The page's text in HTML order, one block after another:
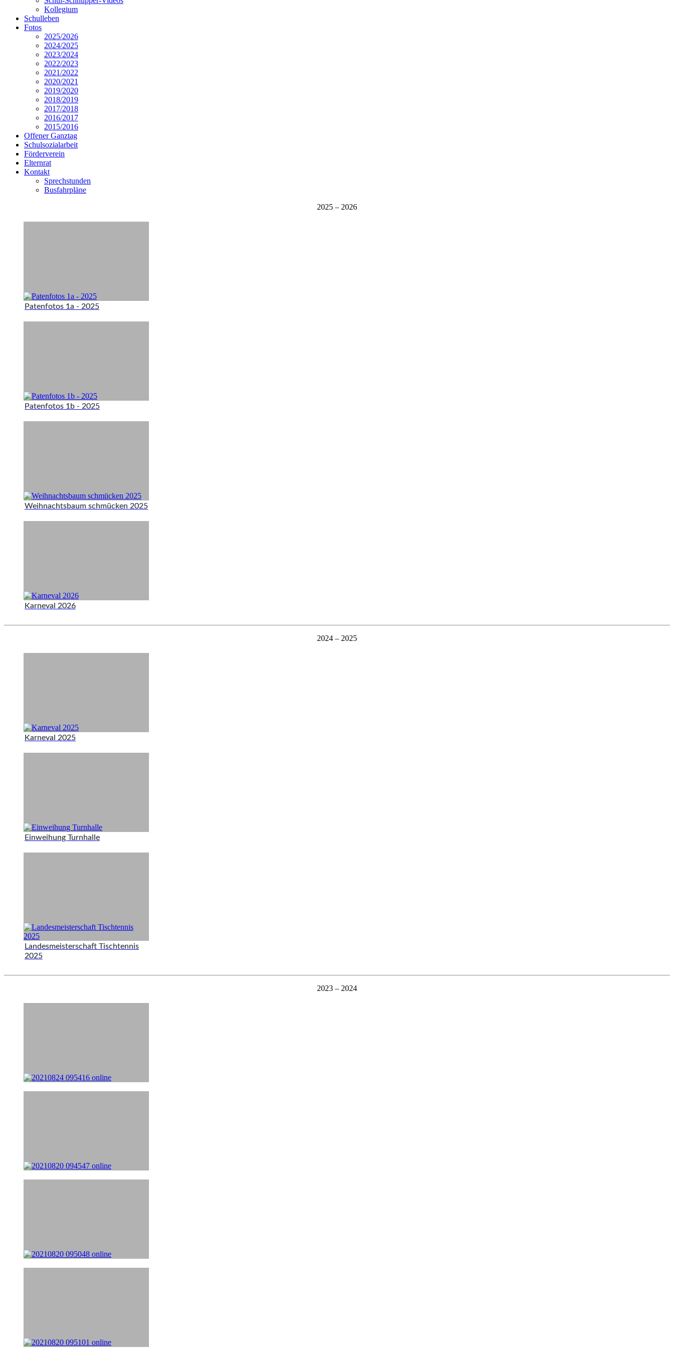
Kollegium
Schulleben
Fotos
2025/2026
2024/2025
2023/2024
2022/2023
2021/2022
2020/2021
2019/2020
2018/2019
2017/2018
2016/2017
2015/2016
Offener Ganztag
Schulsozialarbeit
Förderverein
Elternrat
Kontakt
Sprechstunden
Busfahrpläne
2025 – 2026
Patenfotos 1a - 2025
Patenfotos 1b - 2025
Weihnachtsbaum schmücken 2025
Karneval 2026
2024 – 2025
Karneval 2025
Einweihung Turnhalle
Landesmeisterschaft Tischtennis
2025
2023 – 2024